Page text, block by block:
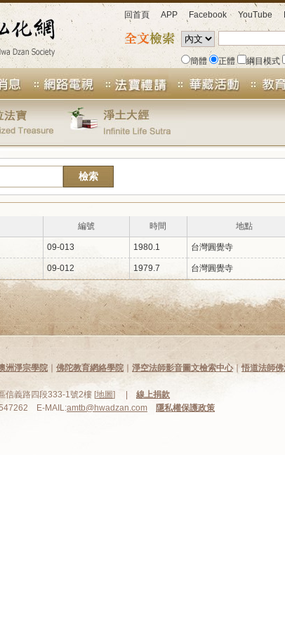
回首頁 APP Facebook YouTube
簡體 正體 綱目模式
編號 時間 地點
09-013 1980.1 台灣圓覺寺
09-012 1979.7 台灣圓覺寺
洲淨宗學院 佛陀教育網絡學院 淨空法師影音圖文檢索中心∣悟道法師
信義路四段333-1號2樓 [地圖] | 線上捐款
E-MAIL:amtb@hwadzan.com 隱私權保護政策